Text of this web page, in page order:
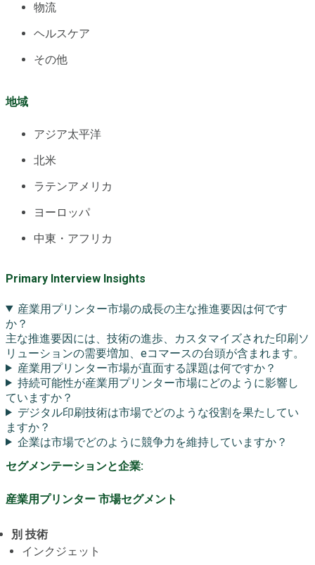
物流
ヘルスケア
その他
地域
アジア太平洋
北米
ラテンアメリカ
ヨーロッパ
中東・アフリカ
Primary Interview Insights
産業用プリンター市場の成長の主な推進要因は何です
か？
主な推進要因には、技術の進歩、カスタマイズされた印刷ソ
リューションの需要増加、eコマースの台頭が含まれます。
産業用プリンター市場が直面する課題は何ですか？
持続可能性が産業用プリンター市場にどのように影響し
ていますか？
デジタル印刷技術は市場でどのような役割を果たしてい
ますか？
企業は市場でどのように競争力を維持していますか？
セグメンテーションと企業:
産業用プリンター 市場セグメント
別 技術
インクジェット